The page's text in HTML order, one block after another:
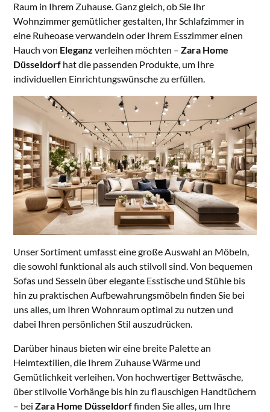
Raum in Ihrem Zuhause. Ganz gleich, ob Sie Ihr
Wohnzimmer gemütlicher gestalten, Ihr Schlafzimmer in
eine Ruheoase verwandeln oder Ihrem Esszimmer einen
Hauch von Eleganz verleihen möchten –Zara Home
Düsseldorf hat die passenden Produkte, um Ihre
individuellen Einrichtungswünsche zu erfüllen.
Unser Sortiment umfasst eine große Auswahl an Möbeln,
die sowohl funktional als auch stilvoll sind. Von bequemen
Sofas und Sesseln über elegante Esstische und Stühle bis
hin zu praktischen Aufbewahrungsmöbeln finden Sie bei
uns alles, um Ihren Wohnraum optimal zu nutzen und
dabei Ihren persönlichen Stil auszudrücken.
Darüber hinaus bieten wir eine breite Palette an
Heimtextilien, die Ihrem Zuhause Wärme und
Gemütlichkeit verleihen. Von hochwertiger Bettwäsche,
über stilvolle Vorhänge bis hin zu flauschigen Handtüchern
– beiZara Home Düsseldorffinden Sie alles, um Ihre